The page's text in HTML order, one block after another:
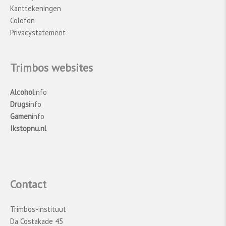
wel gegevens aanleveren. Bij sommige van de
onderregistratie. Ook leveren niet alle
sommige instellingen nog verzamelcategorieën,
over specifieke middelen kunnen dus
‘verborgen’ zijn in deze verzamelcategorieën.
Daarnaast kunnen mensen ook buiten de
verslavingszorg hulp krijgen, bijvoorbeeld bij de
zo is er in de afspraken met verzekeraars
behandelplafond voortijdig wordt bereikt
kunnen behandelingen niet meer worden
Kanttekeningen
Colofon
Privacystatement
Trimbos websites
Alcoholinfo
Drugsinfo
Gameninfo
Ikstopnu.nl
Contact
Trimbos-instituut
Da Costakade 45